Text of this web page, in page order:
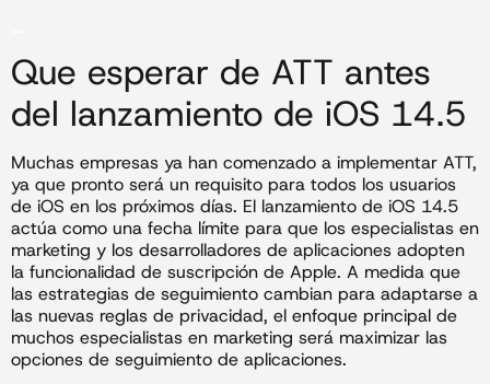
Que esperar de ATT antes
del lanzamiento de iOS 14.5
Muchas empresas ya han comenzado a implementar ATT,
ya que pronto será un requisito para todos los usuarios
de iOS en los próximos días. El lanzamiento de iOS 14.5
actúa como una fecha límite para que los especialistas en
marketing y los desarrolladores de aplicaciones adopten
la funcionalidad de suscripción de Apple. A medida que
las estrategias de seguimiento cambian para adaptarse a
las nuevas reglas de privacidad, el enfoque principal de
muchos especialistas en marketing será maximizar las
opciones de seguimiento de aplicaciones.